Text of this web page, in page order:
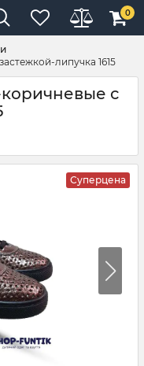
0
липучка 1615
с
Суперцена